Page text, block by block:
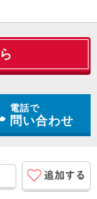
電話で
問い合わせ